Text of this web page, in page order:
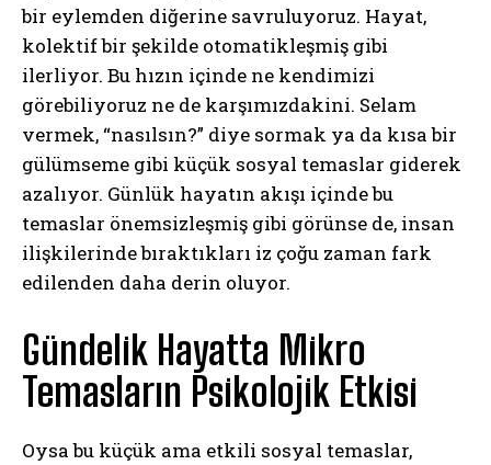
bir eylemden diğerine savruluyoruz. Hayat,
kolektif bir şekilde otomatikleşmiş gibi
ilerliyor. Bu hızın içinde ne kendimizi
görebiliyoruz ne de karşımızdakini. Selam
vermek, “nasılsın?” diye sormak ya da kısa bir
gülümseme gibi küçük sosyal temaslar giderek
azalıyor. Günlük hayatın akışı içinde bu
temaslar önemsizleşmiş gibi görünse de, insan
ilişkilerinde bıraktıkları iz çoğu zaman fark
edilenden daha derin oluyor.
Gündelik Hayatta Mikro
Temasların Psikolojik Etkisi
Oysa bu küçük ama etkili sosyal temaslar,